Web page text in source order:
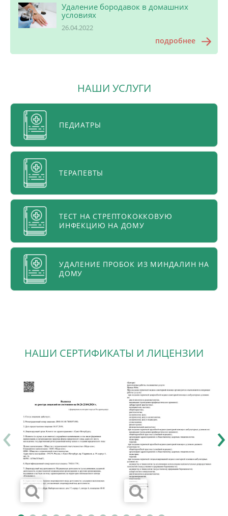
Удаление бородавок в домашних
условиях
26.04.2022
подробнее
НАШИ УСЛУГИ
ПЕДИАТРЫ
ТЕРАПЕВТЫ
ТЕСТ НА СТРЕПТОКОККОВУЮ
ИНФЕКЦИЮ НА ДОМУ
УДАЛЕНИЕ ПРОБОК ИЗ МИНДАЛИН НА
ДОМУ
НАШИ СЕРТИФИКАТЫ И ЛИЦЕНЗИИ
‹ ›